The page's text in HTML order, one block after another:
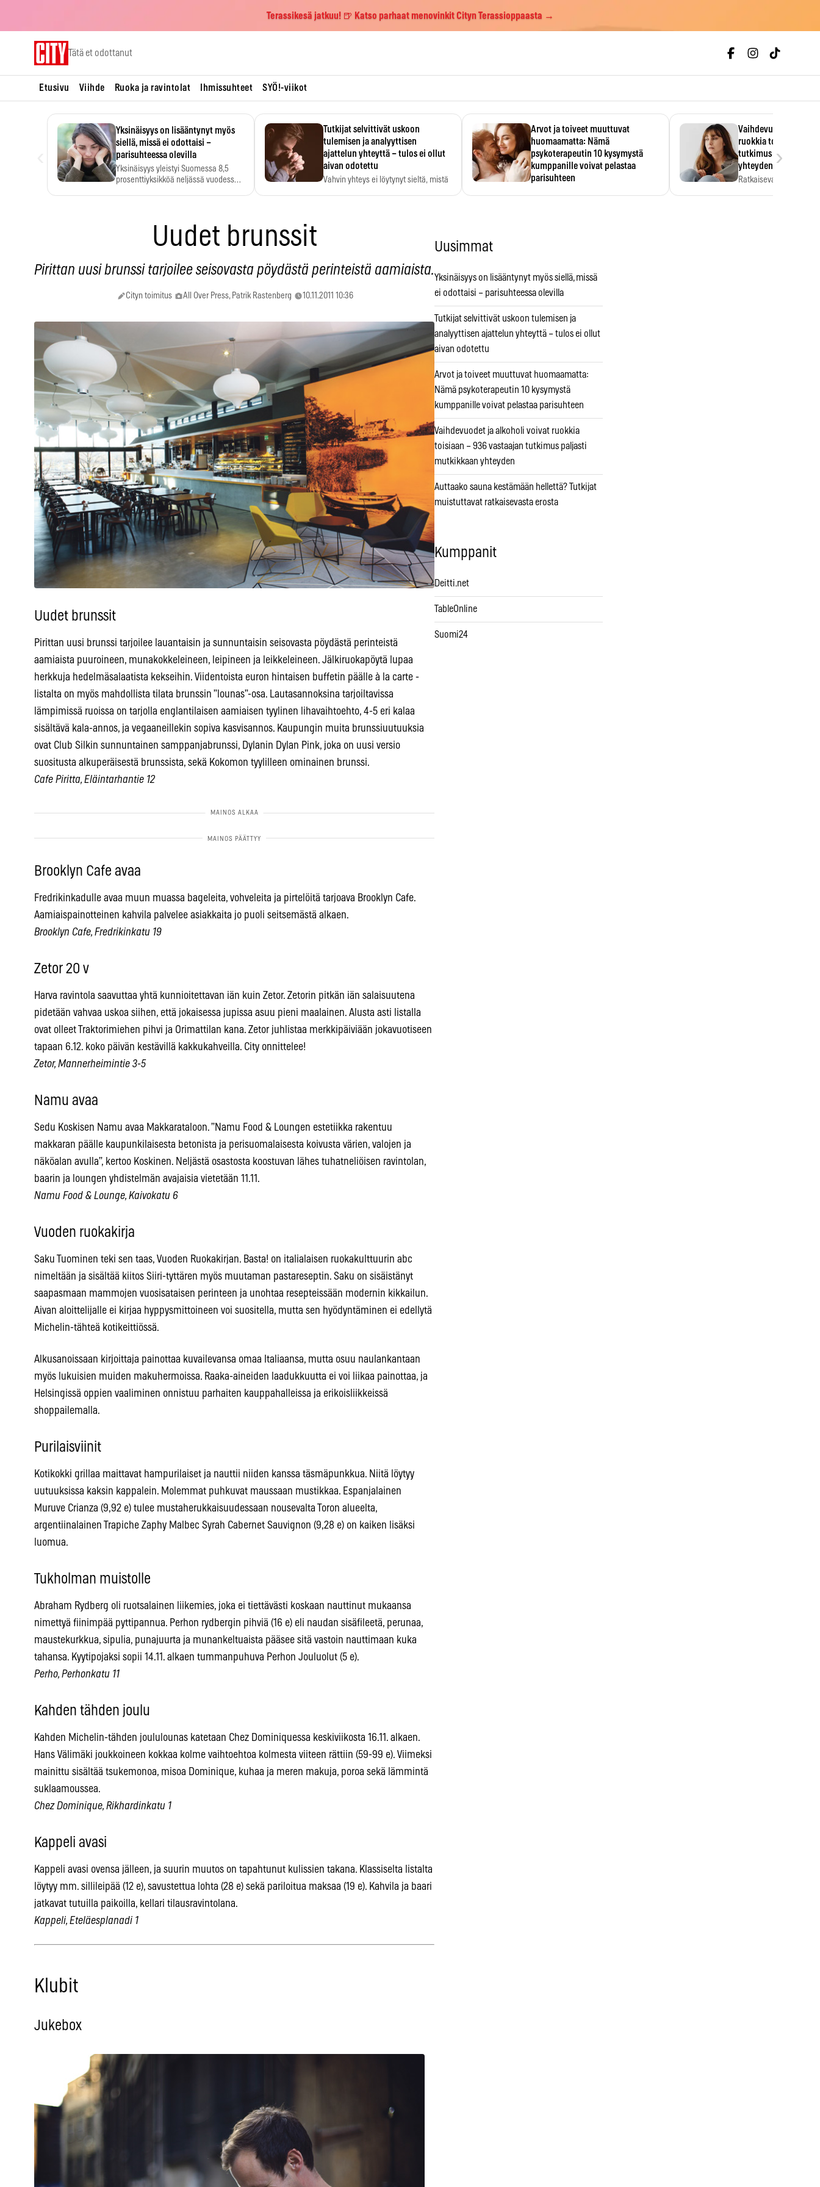
Terassikesä jatkuu! 🍺 Katso parhaat menovinkit Cityn Terassioppaasta →
Tätä et odottanut
Etusivu Viihde Ruoka ja ravintolat Ihmissuhteet SYÖ!-viikot
Yksinäisyys on lisääntynyt myös
siellä, missä ei odottaisi –
parisuhteessa olevilla
Yksinäisyys yleistyi Suomessa 8,5
prosenttiyksikköä neljässä vuodessa.
Tutkijat selvittivät uskoon
tulemisen ja analyyttisen
ajattelun yhteyttä – tulos ei ollut
aivan odotettu
Vahvin yhteys ei löytynyt sieltä, mistä
Arvot ja toiveet muuttuvat
huomaamatta: Nämä
psykoterapeutin 10 kysymystä
kumppanille voivat pelastaa
parisuhteen
Vaihdevuodet ja
ruokkia toisiaan –
tutkimus paljasti
yhteyden
Ratkaiseva tekijä ei
›
Uudet brunssit
Pirittan uusi brunssi tarjoilee seisovasta pöydästä perinteistä aamiaista.
Cityn toimitus All Over Press, Patrik Rastenberg 10.11.2011 10:36
Uudet brunssit
Pirittan uusi brunssi tarjoilee lauantaisin ja sunnuntaisin seisovasta pöydästä perinteistä
aamiaista puuroineen, munakokkeleineen, leipineen ja leikkeleineen. Jälkiruokapöytä lupaa
herkkuja hedelmäsalaatista kekseihin. Viidentoista euron hintaisen buffetin päälle à la carte -
listalta on myös mahdollista tilata brunssin ”lounas”-osa. Lautasannoksina tarjoiltavissa
lämpimissä ruoissa on tarjolla englantilaisen aamiaisen tyylinen lihavaihtoehto, 4-5 eri kalaa
sisältävä kala-annos, ja vegaaneillekin sopiva kasvisannos. Kaupungin muita brunssiuutuuksia
ovat Club Silkin sunnuntainen samppanjabrunssi, Dylanin Dylan Pink, joka on uusi versio
suositusta alkuperäisestä brunssista, sekä Kokomon tyylilleen ominainen brunssi.
Cafe Piritta, Eläintarhantie 12
Brooklyn Cafe avaa
Fredrikinkadulle avaa muun muassa bageleita, vohveleita ja pirtelöitä tarjoava Brooklyn Cafe.
Aamiaispainotteinen kahvila palvelee asiakkaita jo puoli seitsemästä alkaen.
Brooklyn Cafe, Fredrikinkatu 19
Zetor 20 v
Harva ravintola saavuttaa yhtä kunnioitettavan iän kuin Zetor. Zetorin pitkän iän salaisuutena
pidetään vahvaa uskoa siihen, että jokaisessa jupissa asuu pieni maalainen. Alusta asti listalla
ovat olleet Traktorimiehen pihvi ja Orimattilan kana. Zetor juhlistaa merkkipäiviään jokavuotiseen
tapaan 6.12. koko päivän kestävillä kakkukahveilla. City onnittelee!
Zetor, Mannerheimintie 3-5
Namu avaa
Sedu Koskisen Namu avaa Makkarataloon. ”Namu Food & Loungen estetiikka rakentuu
makkaran päälle kaupunkilaisesta betonista ja perisuomalaisesta koivusta värien, valojen ja
näköalan avulla”, kertoo Koskinen. Neljästä osastosta koostuvan lähes tuhatneliöisen ravintolan,
baarin ja loungen yhdistelmän avajaisia vietetään 11.11.
Namu Food & Lounge, Kaivokatu 6
Vuoden ruokakirja
Saku Tuominen teki sen taas, Vuoden Ruokakirjan. Basta! on italialaisen ruokakulttuurin abc
nimeltään ja sisältää kiitos Siiri-tyttären myös muutaman pastareseptin. Saku on sisäistänyt
saapasmaan mammojen vuosisataisen perinteen ja unohtaa resepteissään modernin kikkailun.
Aivan aloittelijalle ei kirjaa hyppysmittoineen voi suositella, mutta sen hyödyntäminen ei edellytä
Michelin-tähteä kotikeittiössä.
Alkusanoissaan kirjoittaja painottaa kuvailevansa omaa Italiaansa, mutta osuu naulankantaan
myös lukuisien muiden makuhermoissa. Raaka-aineiden laadukkuutta ei voi liikaa painottaa, ja
Helsingissä oppien vaaliminen onnistuu parhaiten kauppahalleissa ja erikoisliikkeissä
shoppailemalla.
Purilaisviinit
Kotikokki grillaa maittavat hampurilaiset ja nauttii niiden kanssa täsmäpunkkua. Niitä löytyy
uutuuksissa kaksin kappalein. Molemmat puhkuvat maussaan mustikkaa. Espanjalainen
Muruve Crianza (9,92 e) tulee mustaherukkaisuudessaan nousevalta Toron alueelta,
argentiinalainen Trapiche Zaphy Malbec Syrah Cabernet Sauvignon (9,28 e) on kaiken lisäksi
luomua.
Tukholman muistolle
Abraham Rydberg oli ruotsalainen liikemies, joka ei tiettävästi koskaan nauttinut mukaansa
nimettyä fiinimpää pyttipannua. Perhon rydbergin pihviä (16 e) eli naudan sisäfileetä, perunaa,
maustekurkkua, sipulia, punajuurta ja munankeltuaista pääsee sitä vastoin nauttimaan kuka
tahansa. Kyytipojaksi sopii 14.11. alkaen tummanpuhuva Perhon Jouluolut (5 e).
Perho, Perhonkatu 11
Kahden tähden joulu
Kahden Michelin-tähden joululounas katetaan Chez Dominiquessa keskiviikosta 16.11. alkaen.
Hans Välimäki joukkoineen kokkaa kolme vaihtoehtoa kolmesta viiteen rättiin (59-99 e). Viimeksi
mainittu sisältää tsukemonoa, misoa Dominique, kuhaa ja meren makuja, poroa sekä lämmintä
suklaamoussea.
Chez Dominique, Rikhardinkatu 1
Kappeli avasi
Kappeli avasi ovensa jälleen, ja suurin muutos on tapahtunut kulissien takana. Klassiselta listalta
löytyy mm. sillileipää (12 e), savustettua lohta (28 e) sekä pariloitua maksaa (19 e). Kahvila ja baari
jatkavat tutuilla paikoilla, kellari tilausravintolana.
Kappeli, Eteläesplanadi 1
Klubit
Jukebox
Uusimmat
Yksinäisyys on lisääntynyt myös siellä, missä
ei odottaisi – parisuhteessa olevilla
Tutkijat selvittivät uskoon tulemisen ja
analyyttisen ajattelun yhteyttä – tulos ei ollut
aivan odotettu
Arvot ja toiveet muuttuvat huomaamatta:
Nämä psykoterapeutin 10 kysymystä
kumppanille voivat pelastaa parisuhteen
Vaihdevuodet ja alkoholi voivat ruokkia
toisiaan – 936 vastaajan tutkimus paljasti
mutkikkaan yhteyden
Auttaako sauna kestämään hellettä? Tutkijat
muistuttavat ratkaisevasta erosta
Kumppanit
Deitti.net
TableOnline
Suomi24